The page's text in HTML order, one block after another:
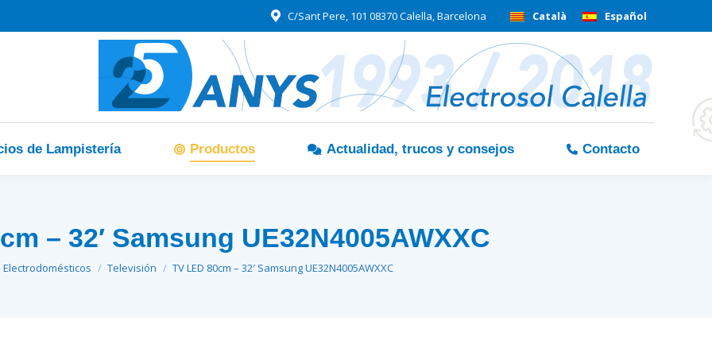
C/Sant Pere, 101 08370 Calella, Barcelona Català Español
de Lampistería Productos Actualidad, trucos y consejos Contacto
– 32′ Samsung UE32N4005AWXXC
Electrodomésticos Televisión TV LED 80cm – 32′ Samsung UE32N4005AWXXC